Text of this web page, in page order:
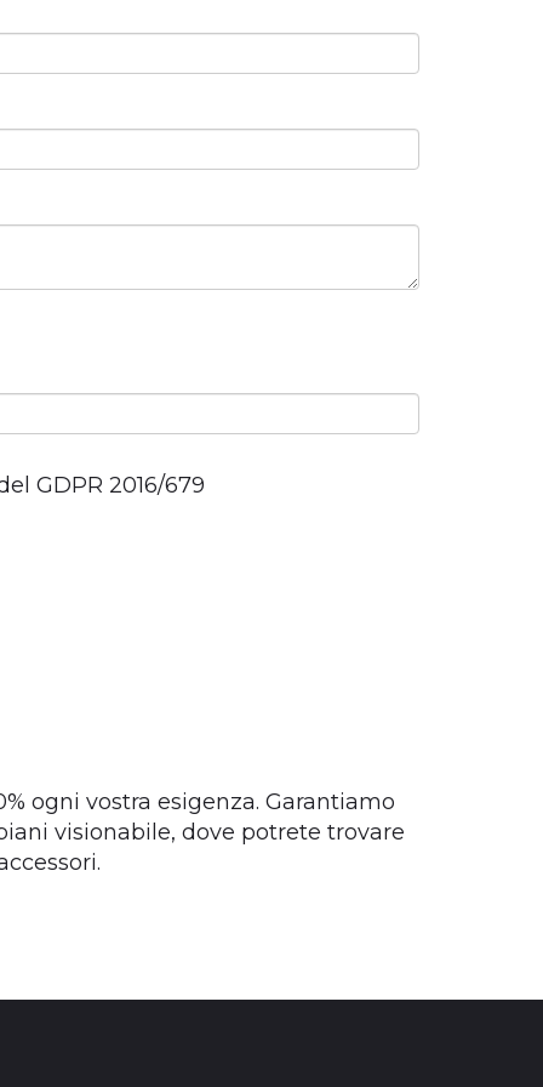
GDPR 2016/679
ogni vostra esigenza. Garantiamo
visionabile, dove potrete trovare